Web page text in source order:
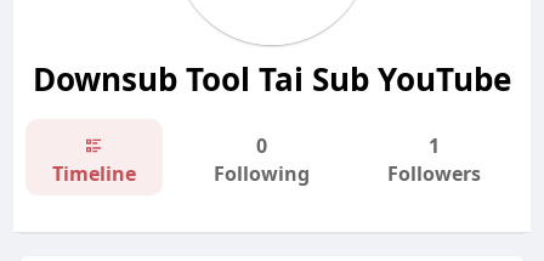
Downsub Tool Tai Sub YouTube
Timeline
0
Following
1
Followers